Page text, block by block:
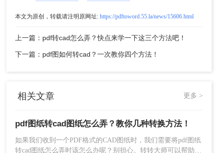
的要求不高，可以考虑使用CAD编辑器手动转换。这种方法需
要您具备一定的CAD编辑技能。
本文为原创，转载请注明原网址: https://pdftoword.55.la/news/15606.html
上一篇：pdf转cad怎么弄？快点来学一下这三个方法吧！
下一篇：pdf图如何转cad？一次教你四个方法！
相关文章 更多 >
pdf图纸转cad图纸怎么弄？教你几种转换方法！
如果我们收到一个PDF格式的CAD图纸时，我们需要将pdf图纸
转cad图纸怎么弄时该怎么办呢？别担心。转转大师可以帮助我